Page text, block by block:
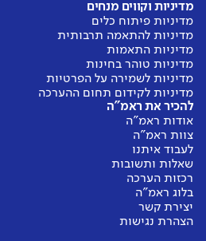
מדיניות וקווים מנחים
מדיניות פיתוח כלים
מדיניות להתאמה תרבותית
מדיניות התאמות
מדיניות טוהר בחינות
מדיניות לשמירה על הפרטיות
מדיניות לקידום תחום ההערכה
להכיר את ראמ"ה
אודות ראמ"ה
צוות ראמ"ה
לעבוד איתנו
שאלות ותשובות
רכזות הערכה
בלוג ראמ"ה
יצירת קשר
הצהרת נגישות